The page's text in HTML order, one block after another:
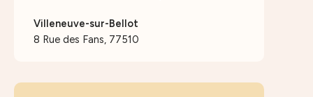
Villeneuve-sur-Bellot
8 Rue des Fans, 77510